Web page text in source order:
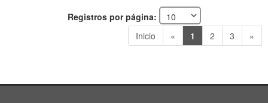
Registros por página:
Inicio
« 1 2 3 »